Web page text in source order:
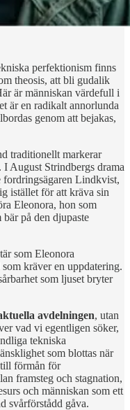
perfektionism finns
theosis, att bli gudalik
är människan värdefull i
är en radikalt annorlunda
genom att bejakas,
traditionellt markerar
August Strindbergs drama
fordringsägaren Lindkvist,
istället för att kräva sin
Eleonora, hon som
på den djupaste
som Eleonora
kräver en uppdatering.
som ljuset bryter
avdelningen, utan
vad vi egentligen söker,
tekniska
som blottas när
förmån för
framsteg och stagnation,
och människan som ett
svårförstådd gåva.